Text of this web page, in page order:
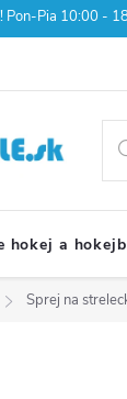
Pon-Pia 10:00 -
hokej a
Sprej na